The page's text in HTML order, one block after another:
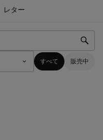
レター
すべて 販売中